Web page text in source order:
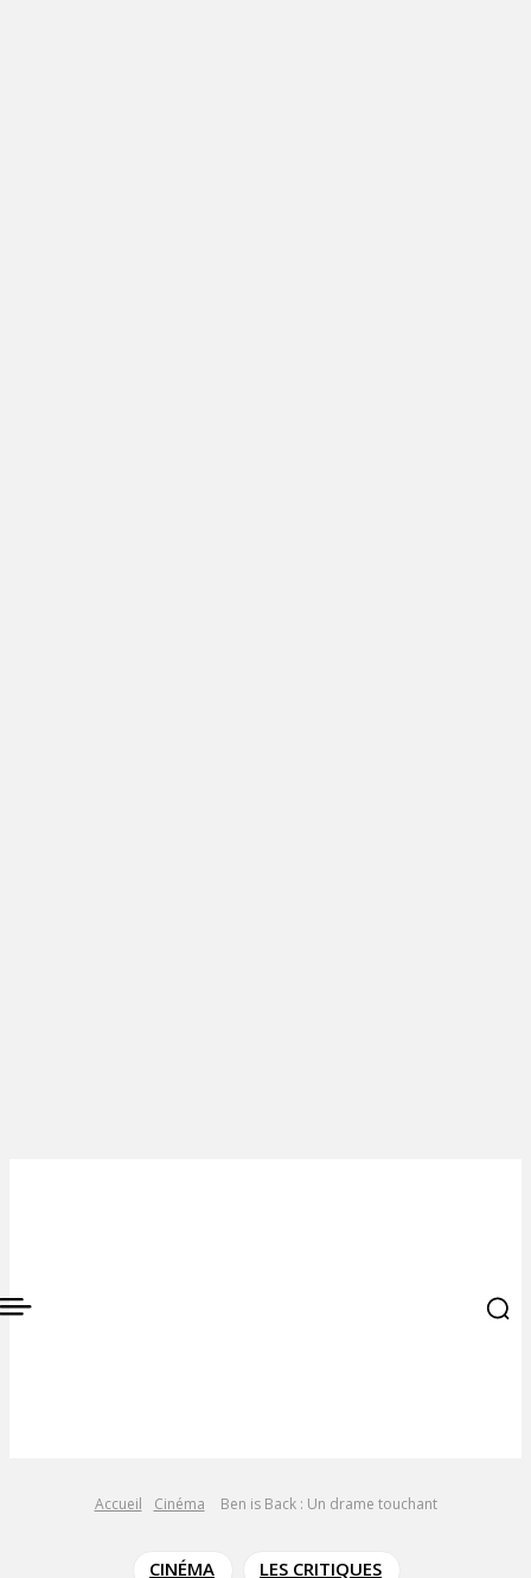
Accueil Cinéma Ben is Back : Un drame touchant
CINÉMA LES CRITIQUES